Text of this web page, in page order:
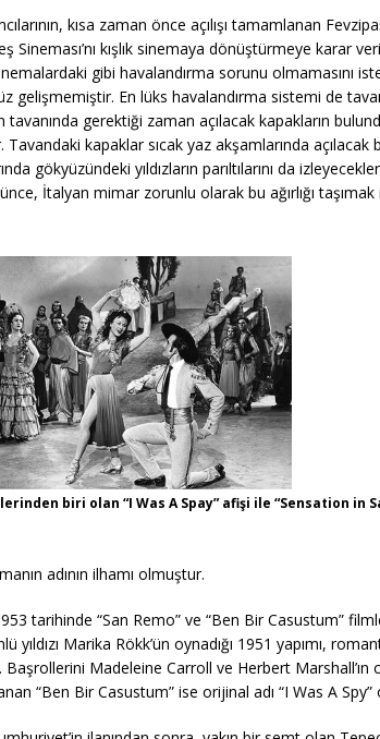
kısa zaman önce açılışı tamamlanan
Sineması’nı kışlık sinemaya dönüştürmeye karar
gibi havalandırma sorunu olmamasını
gelişmemiştir. En lüks havalandırma sistemi de
gerektiği zaman açılacak kapakların
Tavandaki kapaklar sıcak yaz akşamlarında
gökyüzündeki yıldızların parıltılarını da
İtalyan mimar zorunlu olarak bu ağırlığı
biri olan “I Was A Spay” afişi ile “Sensation in
adının ilhamı olmuştur.
tarihinde “San Remo” ve “Ben Bir Casustum”
Marika Rökk’ün oynadığı 1951 yapımı,
Madeleine Carroll ve Herbert Marshall’ın
“Ben Bir Casustum” ise orijinal adı “I Was A Spy”